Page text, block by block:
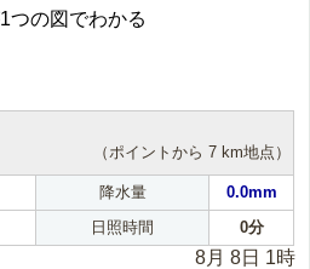
つの図でわかる
（ポイントから 7 km地点）
降水量
0.0mm
日照時間 0分
8月 8日 1時